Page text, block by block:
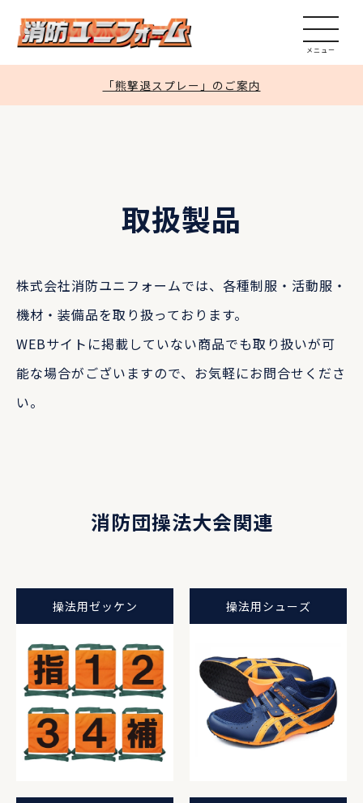
加工実績
見積依頼
問い合わせ
「熊撃退スプレー」のご案内
取扱製品
株式会社消防ユニフォームでは、各種制服・活動服・
機材・装備品を取り扱っております。
WEBサイトに掲載していない商品でも取り扱いが可
能な場合がございますので、お気軽にお問合せくださ
い。
消防団操法大会関連
操法用ゼッケン 操法用シューズ